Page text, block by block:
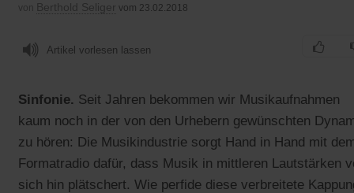
Tab)
in
Tab)
Podcast »Veranstaltungen«
von Berthold Seliger vom 23.02.2018
Artikel vorlesen lassen
Sinfonie. Seit Jahren bekommen wir Musikaufnahmen
kaum noch in der von den Urhebern gewünschten
zu hören: Die Musikindustrie sorgt Hand in Hand mit
Formatradio dafür, dass Musik in mittleren Lautstärken
sich hin plätschert. Wie perfide diese verbreitete